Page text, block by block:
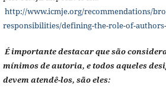
http://www.icmje.org/recommendations/
responsibilities/defining-the-role-of-
É importante destacar que são
mínimos de autoria, e todos aqueles
devem atendê-los, são eles: